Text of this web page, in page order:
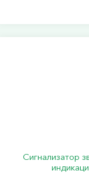
Сигнализатор